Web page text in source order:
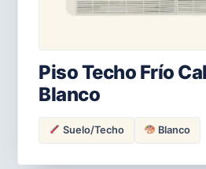
Piso Techo Frío
Blanco
Suelo/Techo Blanco